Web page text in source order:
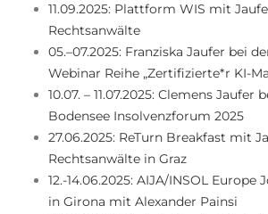
11.09.2025: Plattform WIS mit
Rechtsanwälte
05.–07.2025: Franziska Jaufer bei
Webinar Reihe „Zertifizierte*r KI-
10.07. – 11.07.2025: Clemens Jaufer
Bodensee Insolvenzforum 2025
27.06.2025: ReTurn Breakfast mit
Rechtsanwälte in Graz
12.-14.06.2025: AIJA/INSOL Europe
in Girona mit Alexander Painsi